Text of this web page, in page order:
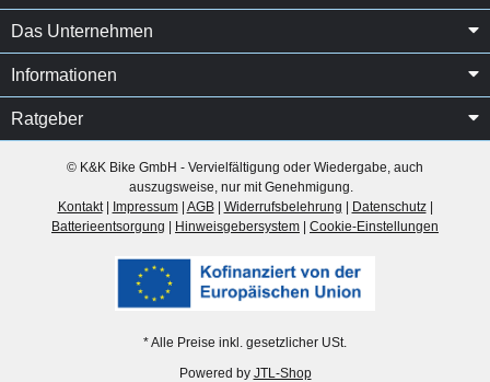
Das Unternehmen
Informationen
Ratgeber
© K&K Bike GmbH - Vervielfältigung oder Wiedergabe, auch
auszugsweise, nur mit Genehmigung.
Kontakt| Impressum| AGB| Widerrufsbelehrung | Datenschutz|
Batterieentsorgung | Hinweisgebersystem | Cookie-Einstellungen
* Alle Preise inkl. gesetzlicher USt.
Powered by JTL-Shop